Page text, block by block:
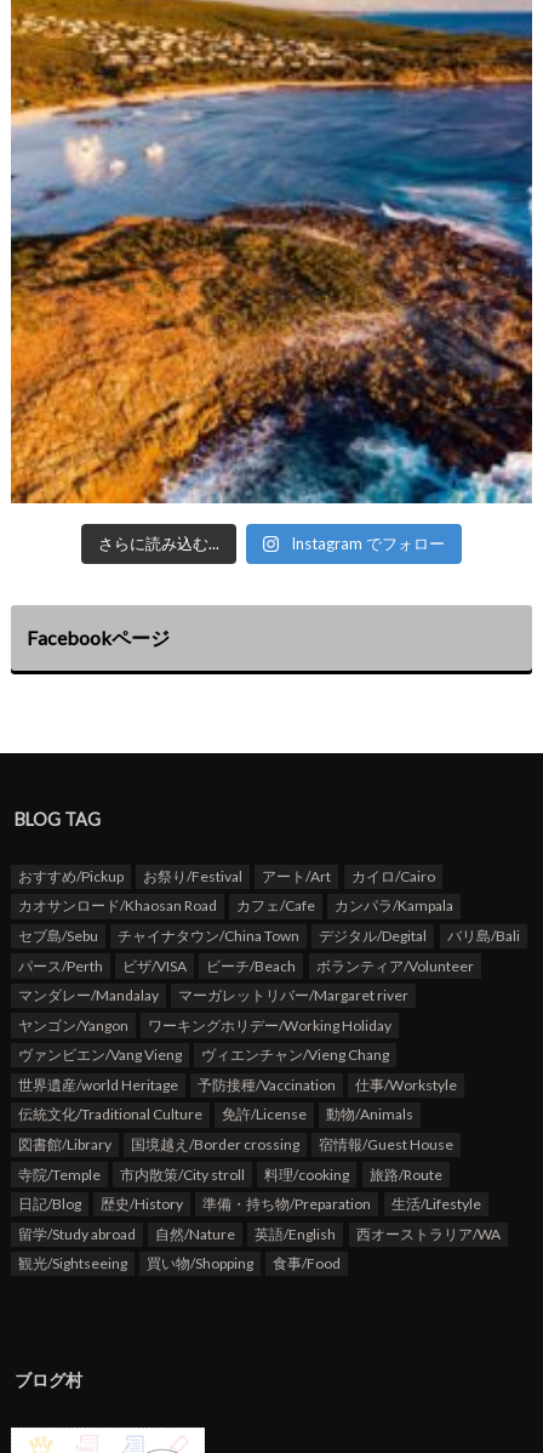
さらに読み込む... Instagram でフォロー
Facebookページ
BLOG TAG
おすすめ/Pickup お祭り/Festival アート/Art
カイロ/Cairo
カオサンロード/Khaosan Road
カフェ/Cafe
カンパラ/Kampala
セブ島/Sebu
チャイナタウン/China Town デジタル/Degital
バリ島/Bali
パース/Perth
ビザ/VISA ビーチ/Beach
ボランティア/Volunteer
マンダレー/Mandalay
マーガレットリバー/Margaret river
ヤンゴン/Yangon
ワーキングホリデー/Working Holiday
ヴァンビエン/Vang Vieng
ヴィエンチャン/Vieng Chang
世界遺産/world Heritage
予防接種/Vaccination
仕事/Workstyle
伝統文化/Traditional Culture
免許/License
動物/Animals
図書館/Library
国境越え/Border crossing
宿情報/Guest House
寺院/Temple
市内散策/City stroll 料理/cooking
旅路/Route
日記/Blog
歴史/History 準備・持ち物/Preparation
生活/Lifestyle
留学/Study abroad
自然/Nature 英語/English
西オーストラリア/WA
観光/Sightseeing
買い物/Shopping 食事/Food
ブログ村